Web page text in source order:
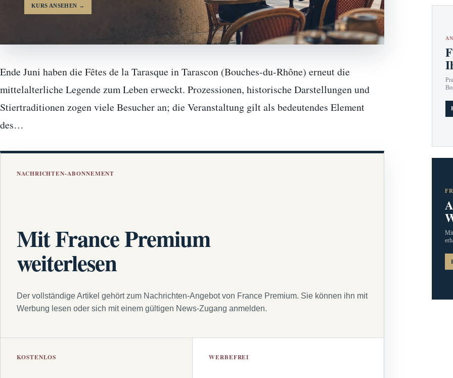
KURS ANSEHEN →
Ende Juni haben die Fêtes de la Tarasque in Tarascon (Bouches-du-Rhône) erneut die
mittelalterliche Legende zum Leben erweckt. Prozessionen, historische Darstellungen und
Stiertraditionen zogen viele Besucher an; die Veranstaltung gilt als bedeutendes Element
des…
NACHRICHTEN-ABONNEMENT
Mit France Premium
weiterlesen
Der vollständige Artikel gehört zum Nachrichten-Angebot von France Premium. Sie können ihn mit
Werbung lesen oder sich mit einem gültigen News-Zugang anmelden.
KOSTENLOS WERBEFREI